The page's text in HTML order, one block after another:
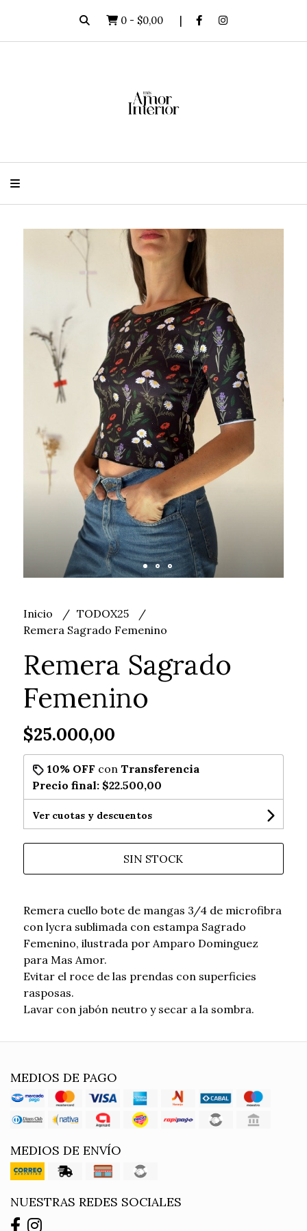
0 - $0,00
Inicio
TODOX25
Remera Sagrado Femenino
Remera Sagrado
Femenino
$25.000,00
10% OFF con Transferencia
Precio final: $22.500,00
Ver cuotas y descuentos
SIN STOCK
Remera cuello bote de mangas 3/4 de microfibra
con lycra sublimada con estampa Sagrado
Femenino, ilustrada por Amparo Dominguez
para Mas Amor.
Evitar el roce de las prendas con superficies
rasposas.
Lavar con jabón neutro y secar a la sombra.
MEDIOS DE PAGO
MEDIOS DE ENVÍO
NUESTRAS REDES SOCIALES